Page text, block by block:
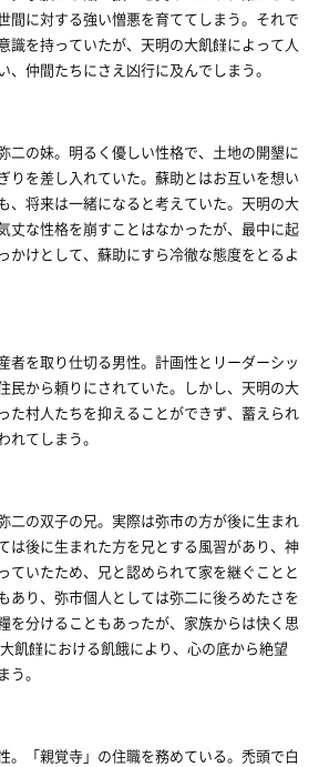
間に対する強い憎悪を育ててしまう。それで
識を持っていたが、天明の大飢饉によって人
、仲間たちにさえ凶行に及んでしまう。
二の妹。明るく優しい性格で、土地の開墾に
りを差し入れていた。蘇助とはお互いを想い
、将来は一緒になると考えていた。天明の大
丈な性格を崩すことはなかったが、最中に起
かけとして、蘇助にすら冷徹な態度をとるよ
者を取り仕切る男性。計画性とリーダーシッ
民から頼りにされていた。しかし、天明の大
た村人たちを抑えることができず、蓄えられ
れてしまう。
二の双子の兄。実際は弥市の方が後に生まれ
は後に生まれた方を兄とする風習があり、神
ていたため、兄と認められて家を継ぐことと
あり、弥市個人としては弥二に後ろめたさを
を分けることもあったが、家族からは快く思
飢饉における飢餓により、心の底から絶望
う。
。「親覚寺」の住職を務めている。禿頭で白